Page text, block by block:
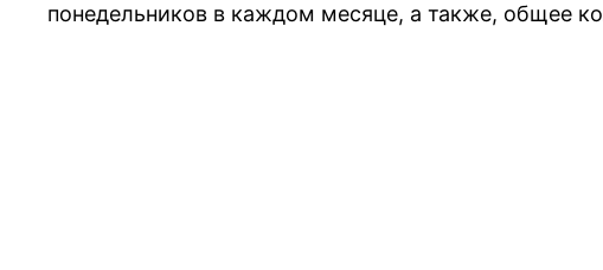
понедельников в каждом месяце, а также, общее